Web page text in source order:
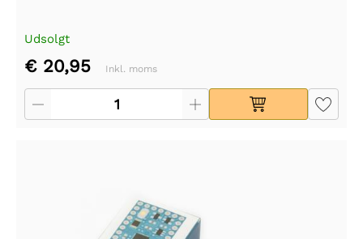
Udsolgt
€ 20,95 Inkl. moms